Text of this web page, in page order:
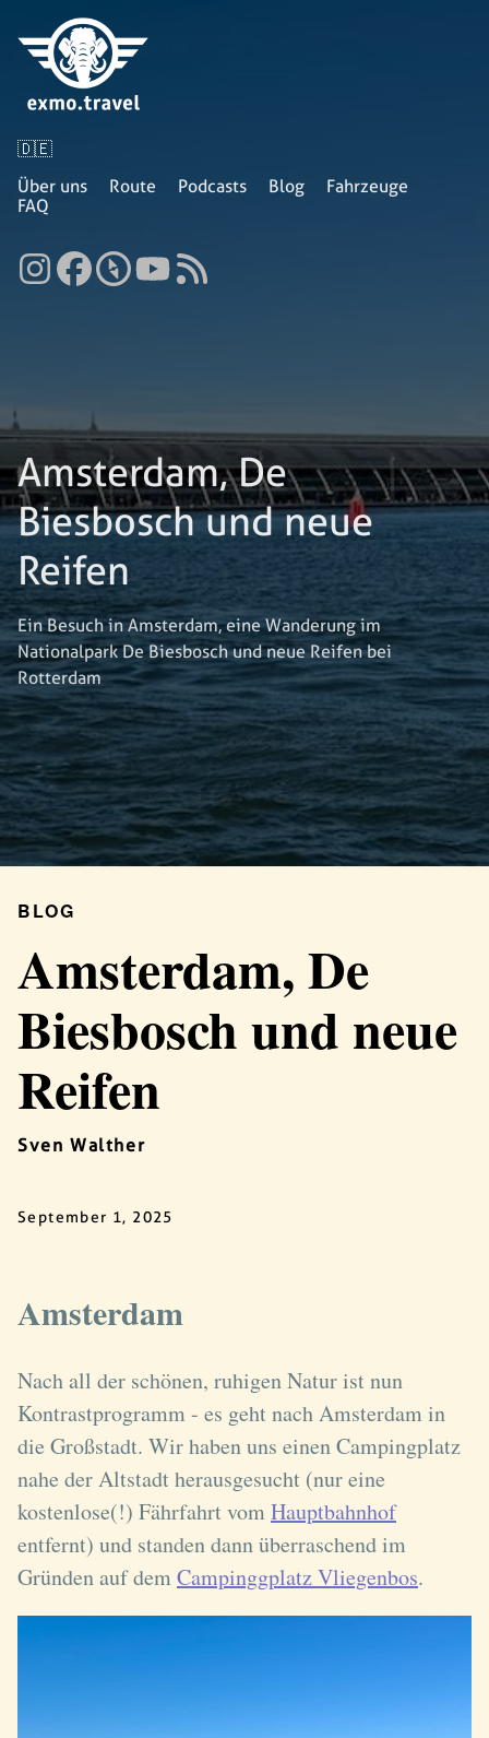
🇩🇪
Über uns
Route Podcasts Blog
Fahrzeuge
FAQ
Amsterdam, De
Biesbosch und neue
Reifen
Ein Besuch in Amsterdam, eine Wanderung im
Nationalpark De Biesbosch und neue Reifen bei
Rotterdam
BLOG
Amsterdam, De
Biesbosch und neue
Reifen
Sven Walther
September 1, 2025
Amsterdam
Nach all der schönen, ruhigen Natur ist nun
Kontrastprogramm - es geht nach Amsterdam in
die Großstadt. Wir haben uns einen Campingplatz
nahe der Altstadt herausgesucht (nur eine
kostenlose(!) Fährfahrt vomHauptbahnhof
entfernt) und standen dann überraschend im
Gründen auf demCampinggplatz Vliegenbos.